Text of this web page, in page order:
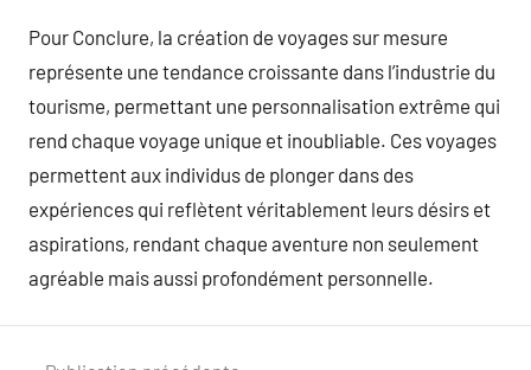
Pour Conclure, la création de voyages sur mesure
représente une tendance croissante dans l’industrie du
tourisme, permettant une personnalisation extrême qui
rend chaque voyage unique et inoubliable. Ces voyages
permettent aux individus de plonger dans des
expériences qui reflètent véritablement leurs désirs et
aspirations, rendant chaque aventure non seulement
agréable mais aussi profondément personnelle.